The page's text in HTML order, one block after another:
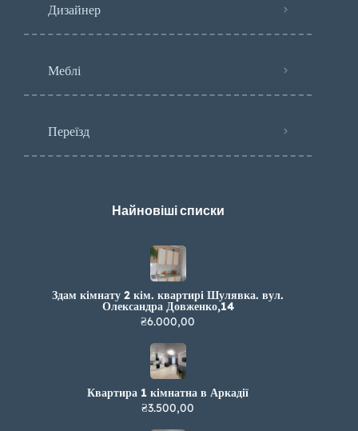
Дизайнер
Меблі
Переїзд
Найновіші списки
Здам кімнату 2 кім. квартирі Шулявка. вул.
Олександра Довженко,14
₴6.000,00
Квартира 1 кімнатна в Аркадії
₴3.500,00